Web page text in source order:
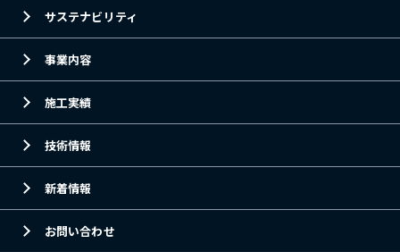
サステナビリティ
事業内容
施工実績
技術情報
新着情報
お問い合わせ